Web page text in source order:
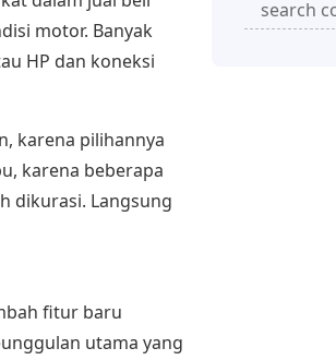
motor. Banyak
HP dan koneksi
karena pilihannya
karena beberapa
dikurasi. Langsung
fitur baru
utama yang
search